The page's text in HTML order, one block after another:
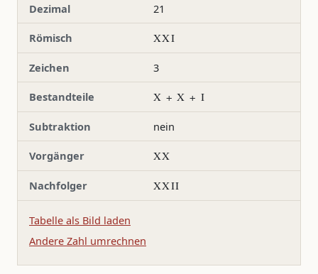
Dezimal 21
Römisch XXI
Zeichen 3
Bestandteile X + X + I
Subtraktion nein
Vorgänger XX
Nachfolger XXII
Tabelle als Bild laden
Andere Zahl umrechnen